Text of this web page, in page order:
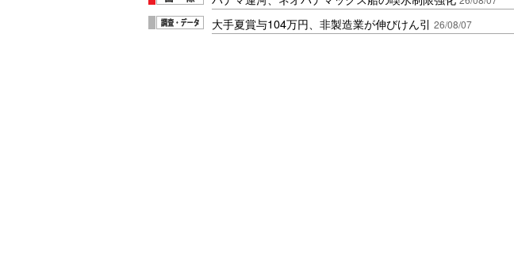
大手夏賞与104万円、非製造業が伸びけん引 26/08/07